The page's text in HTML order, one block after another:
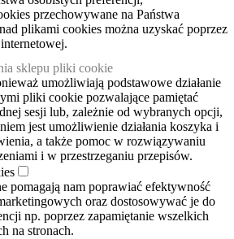
przechowywane na Państwa
plikami cookies można uzyskać poprzez
sklepu pliki cookie
umożliwiają podstawowe działanie
pliki cookie pozwalające pamiętać
sesji lub, zależnie od wybranych opcji,
jest umożliwienie działania koszyka i
a także pomoc w rozwiązywaniu
i w przestrzeganiu przepisów.
pomagają nam poprawiać efektywność
oraz dostosowywać je do
np. poprzez zapamiętanie wszelkich
na stronach.